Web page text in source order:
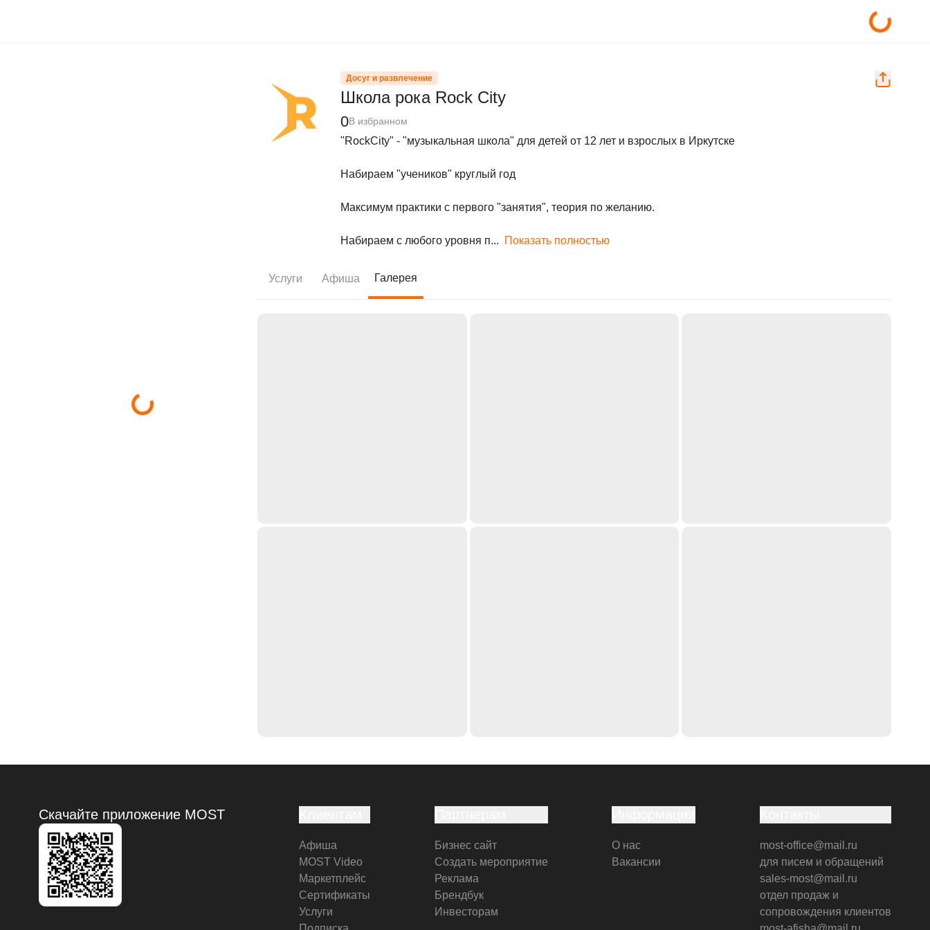
Досуг и развлечение
Школа рока Rock City
0В избранном
"RockCity" - "музыкальная школа" для детей от 12 лет и взрослых в Иркутске
Набираем "учеников" круглый год
Максимум практики с первого "занятия", теория по желанию.
Набираем с любого уровня п... Показать полностью
Услуги Афиша Галерея
Скачайте приложение MOST
Афиша
MOST Video
Маркетплейс
Сертификаты
Услуги
Бизнес сайт
Создать мероприятие
Реклама
Брендбук
Инвесторам
О нас
Вакансии
most-office@mail.ru
для писем и обращений
sales-most@mail.ru
отдел продаж и
сопровождения клиентов